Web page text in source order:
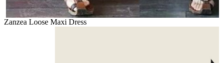
Zanzea Loose Maxi Dress